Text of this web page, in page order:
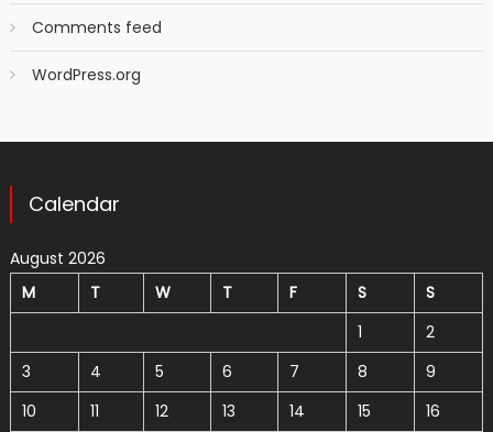
Comments feed
WordPress.org
Calendar
August 2026
M
T W T F S
S
1
2
3
4 5 6 7 8
9
10
11 12 13 14 15
16